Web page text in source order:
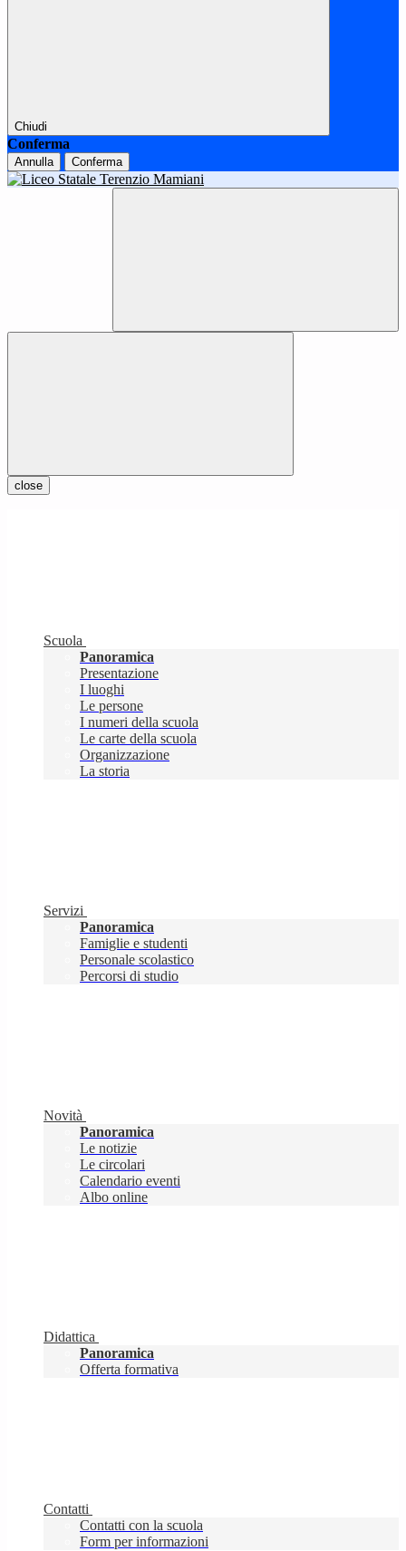
Chiudi
Conferma
Annulla Conferma
close
Scuola
Panoramica
Presentazione
I luoghi
Le persone
I numeri della scuola
Le carte della scuola
Organizzazione
La storia
Servizi
Panoramica
Famiglie e studenti
Personale scolastico
Percorsi di studio
Novità
Panoramica
Le notizie
Le circolari
Calendario eventi
Albo online
Didattica
Panoramica
Offerta formativa
Contatti
Contatti con la scuola
Form per informazioni